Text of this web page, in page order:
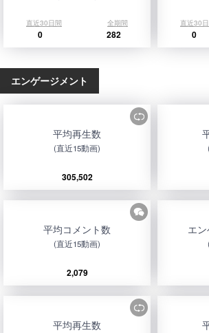
直近30日間 全期間
0 282
直近30
0
エンゲージメント
平均再生数
(直近15動画)
305,502
平均コメント数
(直近15動画)
2,079
エ
平均再生数